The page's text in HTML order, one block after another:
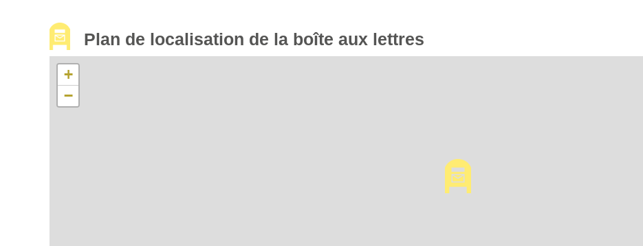
Plan de localisation de la boîte aux lettres
+
−